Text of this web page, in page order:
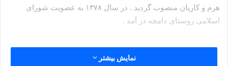
هرم و کاریان منصوب گردید . در سال ۱۳۷۸ به عضویت شورای
اسلامی روستای دامچه در آمد .
نمایش بیشتر